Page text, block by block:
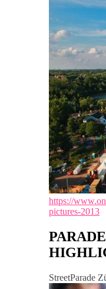
https://
pictures-2013
StreetParade